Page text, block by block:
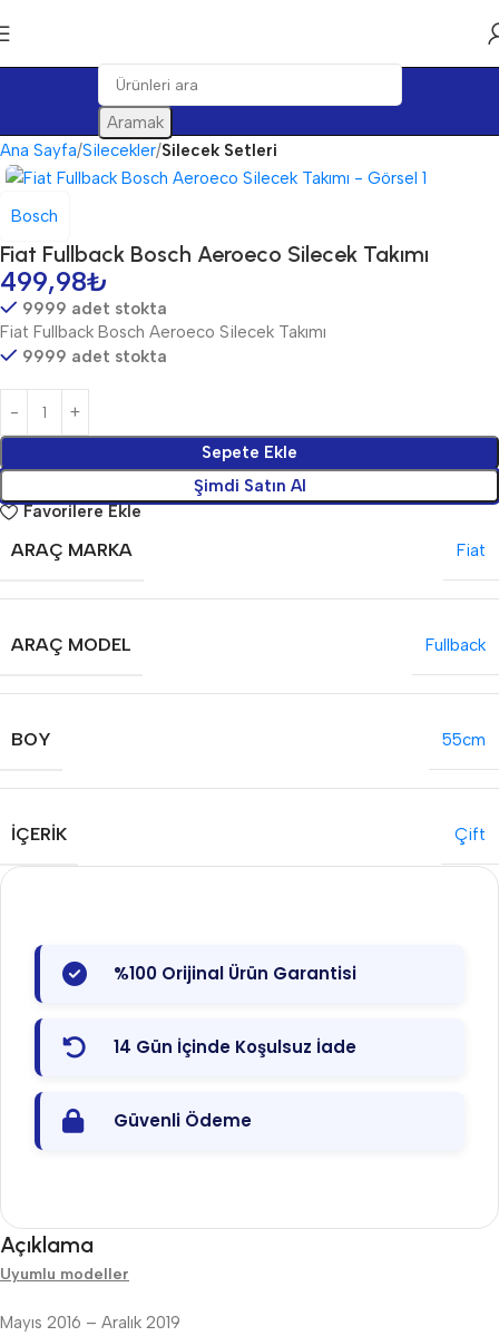
Aramak
Ana Sayfa Silecekler Silecek Setleri
Bosch
Fiat Fullback Bosch Aeroeco Silecek Takımı
499,98₺
9999 adet stokta
Fiat Fullback Bosch Aeroeco Silecek Takımı
9999 adet stokta
Sepete Ekle
Şimdi Satın Al
Favorilere Ekle
ARAÇ MARKA Fiat
ARAÇ MODEL Fullback
BOY 55cm
İÇERIK Çift
%100 Orijinal Ürün Garantisi
14 Gün İçinde Koşulsuz İade
Güvenli Ödeme
Açıklama
Uyumlu modeller
Mayıs 2016 – Aralık 2019